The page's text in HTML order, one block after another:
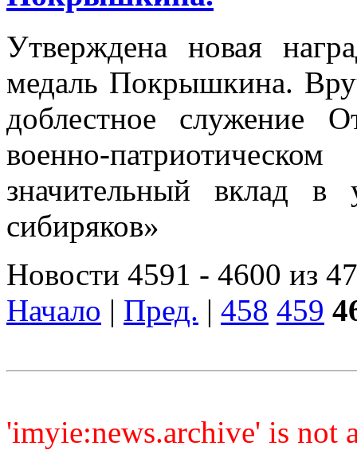
Утверждена новая
медаль Покрышкина.
доблестное служение
военно-
значительный вклад в
сибиряков»
Новости 4591 - 4600 из
Начало | Пред. | 458 459
'imyie:news.archive' is not